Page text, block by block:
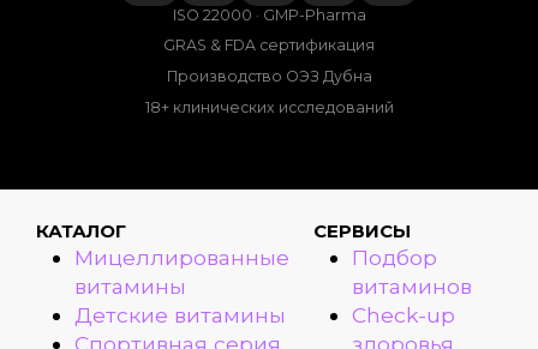
ISO 22000 · GMP-Pharma
GRAS & FDA сертификация
Производство ОЭЗ Дубна
18+ клинических исследований
КАТАЛОГ
Мицеллированные
витамины
Детские витамины
Спортивная серия
СЕРВИСЫ
Подбор
витаминов
Check-up
здоровья